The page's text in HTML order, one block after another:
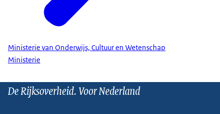
Ministerie van Onderwijs, Cultuur en Wetenschap
Ministerie
De Rijksoverheid. Voor Nederland